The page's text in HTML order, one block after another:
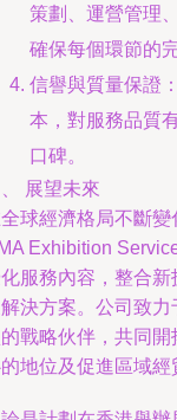
策劃、運營管理
確保每個環節的完
信譽與質量保證
本，對服務品質
口碑。
展望未來
球經濟格局不斷變
Exhibition
服務內容，整合
決方案。公司致
戰略伙伴，共同
地位及促進區域經